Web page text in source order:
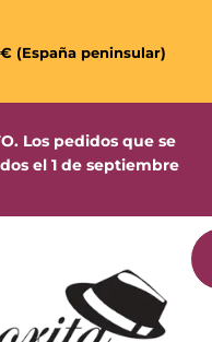
(España peninsular)
Los pedidos que se
el 1 de septiembre